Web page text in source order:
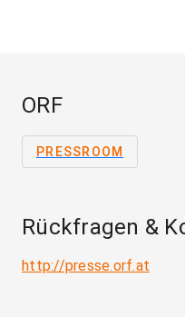
ORF
PRESSROOM
Rückfragen &
http://presse.orf.at